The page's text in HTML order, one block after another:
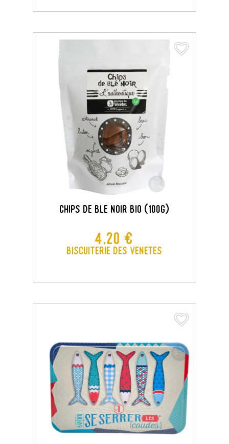
CHIPS DE BLE NOIR BIO (100G)
Prix
4,20 €
Biscuiterie des Venetes
favorite_border
favorite_border
favorite_border
favorite_border